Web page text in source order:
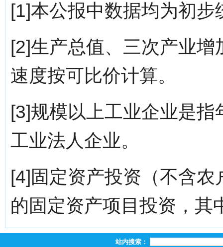
[1]本公报中数据均为初步
[2]生产总值、三次产业
速度按可比价计算。
[3]规模以上工业企业是
工业法人企业。
[4]固定资产投资（不含
的固定资产项目投资，其
站内搜索：